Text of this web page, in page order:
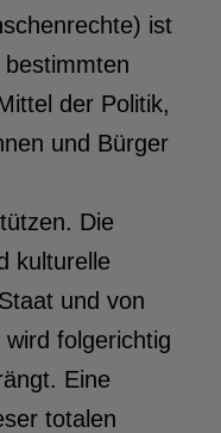
ist
der Politik,
und Bürger
Die
kulturelle
und von
folgerichtig
Eine
totalen